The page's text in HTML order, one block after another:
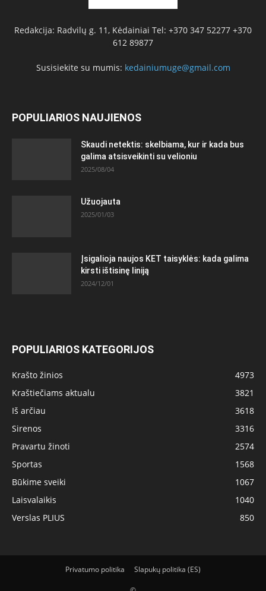
Redakcija: Radvilų g. 11, Kėdainiai Tel: +370 347 52277 +370
612 89877
Susisiekite su mumis: kedainiumuge@gmail.com
POPULIARIOS NAUJIENOS
Skaudi netektis: skelbiama, kur ir kada bus
galima atsisveikinti su velioniu
2025/08/04
Užuojauta
2025/01/03
Įsigalioja naujos KET taisyklės: kada galima
kirsti ištisinę liniją
2024/12/01
POPULIARIOS KATEGORIJOS
Krašto žinios
4973
Kraštiečiams aktualu
3821
Iš arčiau
3618
Sirenos
3316
Pravartu žinoti
2574
Sportas
1568
Būkime sveiki
1067
Laisvalaikis
1040
Verslas PLIUS
850
Privatumo politika Slapukų politika (ES)